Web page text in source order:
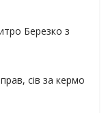
Березко з
сів за кермо